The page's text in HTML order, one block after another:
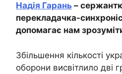
Надія Гарань –
перекладачка-
допомагає нам
Збільшення кількості
оборони висвітлило дві